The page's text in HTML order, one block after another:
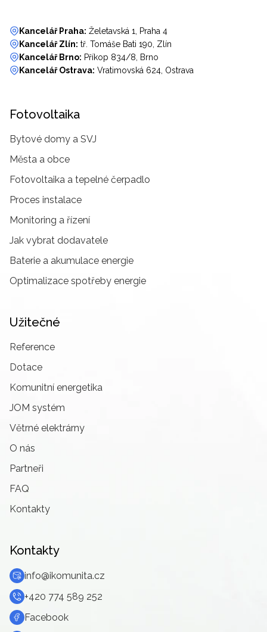
Kancelář Praha: Želetavská 1, Praha 4
Kancelář Zlín: tř. Tomáše Bati 190, Zlín
Kancelář Brno: Příkop 834/8, Brno
Kancelář Ostrava: Vratimovská 624, Ostrava
Fotovoltaika
Bytové domy a SVJ
Města a obce
Fotovoltaika a tepelné čerpadlo
Proces instalace
Monitoring a řízení
Jak vybrat dodavatele
Baterie a akumulace energie
Optimalizace spotřeby energie
Užitečné
Reference
Dotace
Komunitní energetika
JOM systém
Větrné elektrárny
O nás
Partneři
FAQ
Kontakty
Kontakty
info@ikomunita.cz
+420 774 589 252
Facebook